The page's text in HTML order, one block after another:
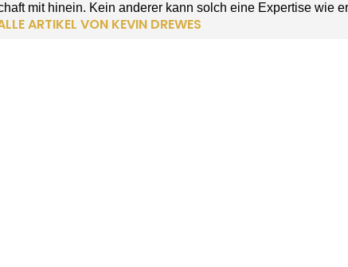
mit hinein. Kein anderer kann solch eine Expertise wie
ARTIKEL VON KEVIN DREWES